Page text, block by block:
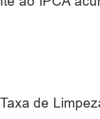
de